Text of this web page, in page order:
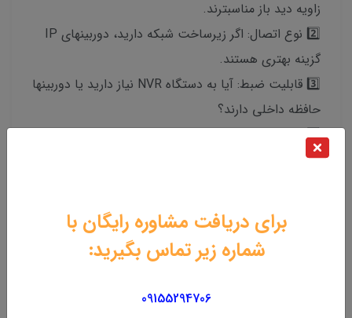
برای دریافت مشاوره رایگان با
شماره زیر تماس بگیرید:
09155294706
زاویه دید باز مناسبترند.
2️⃣ نوع اتصال: اگر زیرساخت شبکه دارید، دوربینهای IP
گزینه بهتری هستند.
3️⃣ قابلیت ضبط: آیا به دستگاه NVR نیاز دارید یا دوربینها
حافظه داخلی دارند؟
4️⃣ گارانتی و پشتیبانی: از معتبرترین فروشگاهها خرید
کنید تا گارانتی اصل داشته باشید.
🏆 بهترین مدل های پک 2 عددی دوربین
مداربسته های سیلیکون